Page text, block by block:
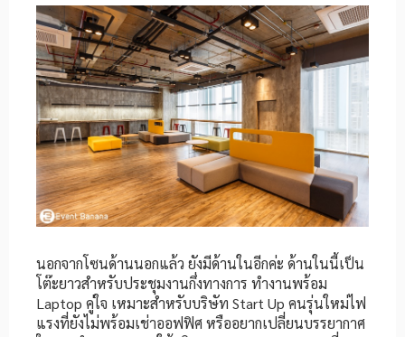
นอกจากโซนด้านนอกแล้ว ยังมีด้านในอีกค่ะ ด้านในนี้เป็น
โต๊ะยาวสำหรับประชุมงานกึ่งทางการ ทำงานพร้อม
Laptop คู่ใจ เหมาะสำหรับบริษัท Start Up คนรุ่นใหม่ไฟ
แรงที่ยังไม่พร้อมเช่าออฟฟิศ หรืออยากเปลี่ยนบรรยากาศ